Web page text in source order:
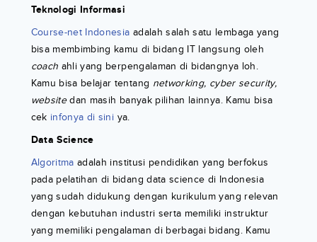
Teknologi Informasi
Course-net Indonesia adalah salah satu lembaga yang
bisa membimbing kamu di bidang IT langsung oleh
coach ahli yang berpengalaman di bidangnya loh.
Kamu bisa belajar tentang networking, cyber security,
websitedan masih banyak pilihan lainnya. Kamu bisa
cek infonya di sini ya.
Data Science
Algoritma adalah institusi pendidikan yang berfokus
pada pelatihan di bidang data science di Indonesia
yang sudah didukung dengan kurikulum yang relevan
dengan kebutuhan industri serta memiliki instruktur
yang memiliki pengalaman di berbagai bidang. Kamu